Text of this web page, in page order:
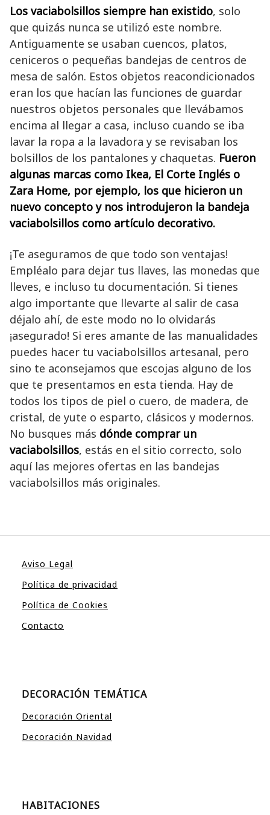
Los vaciabolsillos siempre han existido, solo
que quizás nunca se utilizó este nombre.
Antiguamente se usaban cuencos, platos,
ceniceros o pequeñas bandejas de centros de
mesa de salón. Estos objetos reacondicionados
eran los que hacían las funciones de guardar
nuestros objetos personales que llevábamos
encima al llegar a casa, incluso cuando se iba
lavar la ropa a la lavadora y se revisaban los
bolsillos de los pantalones y chaquetas. Fueron
algunas marcas como Ikea, El Corte Inglés o
Zara Home, por ejemplo, los que hicieron un
nuevo concepto y nos introdujeron la bandeja
vaciabolsillos como artículo decorativo.
¡Te aseguramos de que todo son ventajas!
Empléalo para dejar tus llaves, las monedas que
lleves, e incluso tu documentación. Si tienes
algo importante que llevarte al salir de casa
déjalo ahí, de este modo no lo olvidarás
¡asegurado! Si eres amante de las manualidades
puedes hacer tu vaciabolsillos artesanal, pero
sino te aconsejamos que escojas alguno de los
que te presentamos en esta tienda. Hay de
todos los tipos de piel o cuero, de madera, de
cristal, de yute o esparto, clásicos y modernos.
No busques más dónde comprar un
vaciabolsillos, estás en el sitio correcto, solo
aquí las mejores ofertas en las bandejas
vaciabolsillos más originales.
Aviso Legal
Política de privacidad
Política de Cookies
Contacto
DECORACIÓN TEMÁTICA
Decoración Oriental
Decoración Navidad
HABITACIONES